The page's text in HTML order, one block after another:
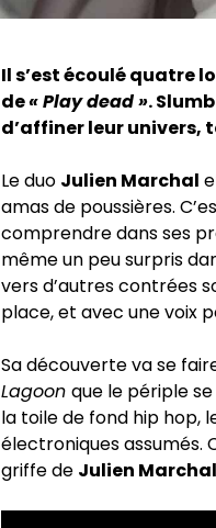
Il s’est écoulé quatre
de« Play dead ».
d’affiner leur univers,
Le duo Julien Marchal
amas de poussières.
comprendre dans ses
même un peu surpris
vers d’autres contrées
place, et avec une voix
Sa découverte va se
Lagoon que le périple
la toile de fond hip hop,
électroniques assumés.
griffe de Julien Marchal